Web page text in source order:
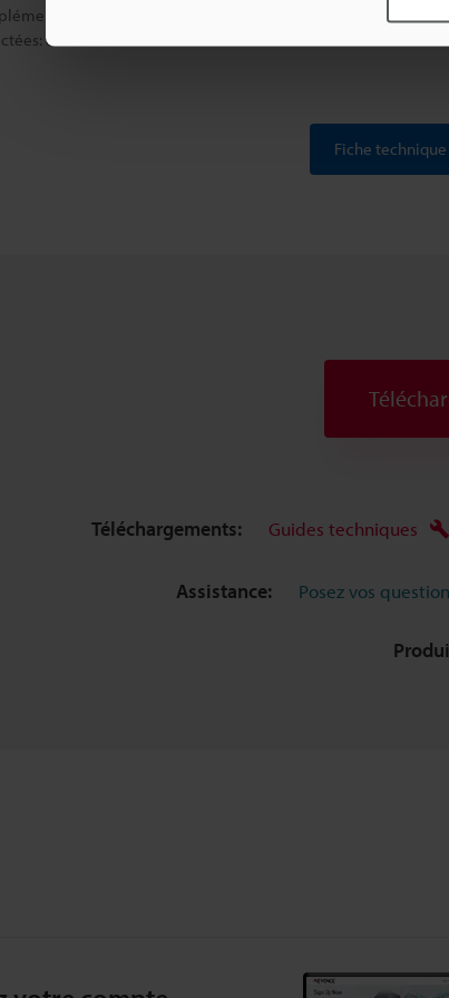
connectées: de -20 à +50 °C ; 3 à 10 d'unités
de -20 à +45 °C.
Fiche technique
Téléchargements: Guides techniques
Assistance: Posez vos